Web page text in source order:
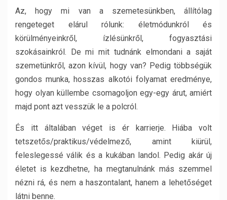
Az, hogy mi van a szemetesünkben, állítólag
rengeteget elárul rólunk: életmódunkról és
körülményeinkről, ízlésünkről, fogyasztási
szokásainkról. De mi mit tudnánk elmondani a saját
szemetünkről, azon kívül, hogy van? Pedig többségük
gondos munka, hosszas alkotói folyamat eredménye,
hogy olyan küllembe csomagoljon egy-egy árut, amiért
majd pont azt vesszük le a polcról.
És itt általában véget is ér karrierje. Hiába volt
tetszetős/praktikus/védelmező, amint kiürül,
feleslegessé válik és a kukában landol. Pedig akár új
életet is kezdhetne, ha megtanulnánk más szemmel
nézni rá, és nem a haszontalant, hanem a lehetőséget
látni benne.